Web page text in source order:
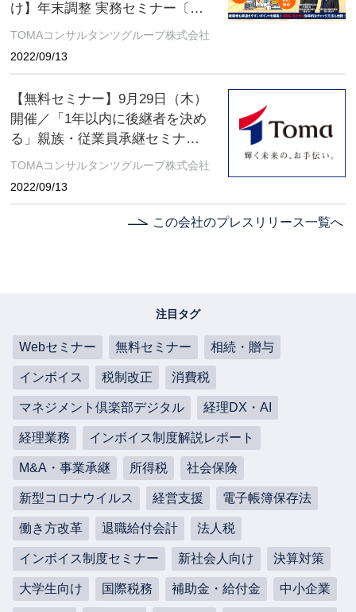
け】年末調整 実務セミナー〔オ
ンライン〕＆〔オンデマンド〕
TOMAコンサルタンツグループ株式会社
2022/09/13
【無料セミナー】9月29日（木）
開催／「1年以内に後継者を決め
る」親族・従業員承継セミナー
〔オンライン〕
TOMAコンサルタンツグループ株式会社
2022/09/13
この会社のプレスリリース一覧へ
注目タグ
Webセミナー 無料セミナー 相続・贈与
インボイス 税制改正 消費税
マネジメント倶楽部デジタル 経理DX・AI
経理業務 インボイス制度解説レポート
M&A・事業承継 所得税 社会保険
新型コロナウイルス 経営支援 電子帳簿保存法
働き方改革 退職給付会計 法人税
インボイス制度セミナー 新社会人向け 決算対策
大学生向け 国際税務 補助金・給付金 中小企業